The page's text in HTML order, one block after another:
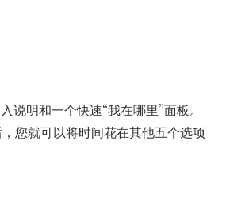
说明和一个快速“我在哪里”面板。
您就可以将时间花在其他五个选项